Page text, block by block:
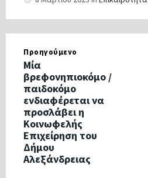
Προηγούμενο
Μία
βρεφονηπιοκόμο /
παιδοκόμο
ενδιαφέρεται να
προσλάβει η
Κοινωφελής
Επιχείρηση του
Δήμου
Αλεξάνδρειας